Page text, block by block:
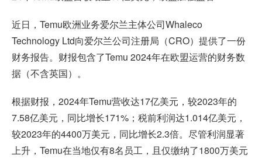
近日，Temu欧洲业务爱尔兰主体公司Whaleco
Technology Ltd向爱尔兰公司注册局（CRO）提供了一份
财务报告。财报包含了Temu 2024年在欧盟运营的财务数
据（不含英国）。
根据财报，2024年Temu营收达17亿美元，较2023年的
7.58亿美元，同比增长171%；税前利润达1.014亿美元，
较2023年的4400万美元，同比增长2.3倍。尽管利润显著
上升，Temu在当地仅有8名员工，且仅缴纳了1800万美元